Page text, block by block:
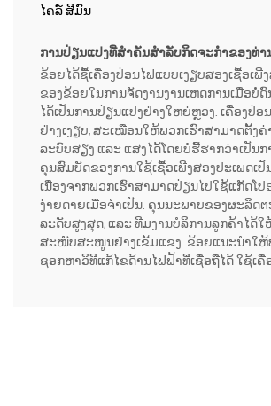
ໄຄລ໌ ສີມົນ
ການປ່ຽນແປງທີ່ສຳຄັນສຳລັບກິດຈະກຳຂອງທ່
ຂ້ອຍໄດ້ຊື້ເຄື່ອງປ່ອນໄຟແບບເງຽບສອງເຊື້ອເພີ
ຂອງຂ້ອຍໃນການຈັດງານງານເຫດການເມື່ອບໍ່
ໄດ້ເປັນການປ່ຽນແປງຢ່າງໃຫຍ່ຫຼວງ. ເຄື່ອງປ່ອ
ຢ່າງເງຽບ, ສະເໝືອນໃຫ້ພວກເຮົາສາມາດຕັ້ງ
ລະບົບສຽງ ແລະ ແສງໄດ້ໂດຍບໍ່ຮີ້ຮາກວ່າເປັນ
ຄຸນສົມບັດຂອງການໃຊ້ເຊື້ອເພີງສອງປະເພດເ
ເນື່ອງຈາກພວກເຮົາສາມາດປ່ຽນໄປໃຊ້ແກັດໂປ
ງ່າຍດາຍເມື່ອຈຳເປັນ. ຄຸນນະພາບຂອງຜະລິດ
ລະດັບສູງສຸດ, ແລະ ທີມງານບໍລິການລູກຄ້າໄດ້ໃ
ສະໜັບສະໜູນຢ່າງເຂັ້ມແຂງ. ຂ້ອຍແນະນຳໃຫ້
ຊອກຫາວິທີແກ້ໄຂດ້ານໄຟຟ້າທີ່ເຊື່ອຖືໄດ້ ໃຊ້ເຄື່